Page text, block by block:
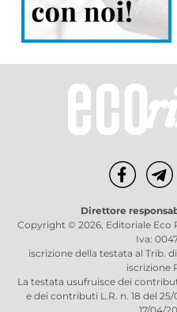
Direttore
Copyright © 2026, Editoriale Eco
Iva:
iscrizione della testata al Trib.
iscrizione
La testata usufruisce dei
e dei contributi L.R. n. 18 del